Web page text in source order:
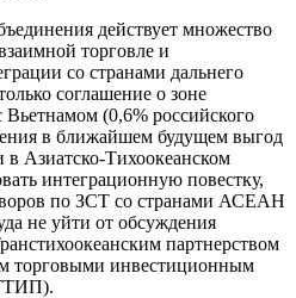
действует множество
торговле и
со странами дальнего
соглашение о зоне
(0,6% российского
в ближайшем будущем выгод
Азиатско-Тихоокеанском
интеграционную повестку,
по ЗСТ со странами АСЕАН
не уйти от обсуждения
партнерством
торговыми инвестиционным